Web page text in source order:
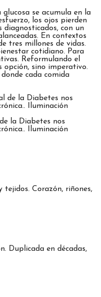
se acumula en la
los ojos pierden
diagnosticados, con un
En contextos
tres millones de vidas.
cotidiano. Para
Reformulando el
opción, sino imperativo.
cada comida
la Diabetes nos
Iluminación
Corazón, riñones,
Duplicada en décadas,